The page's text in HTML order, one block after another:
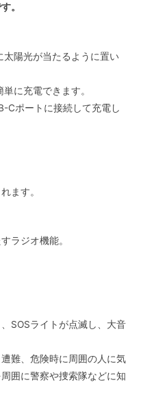
。
太陽光が当たるように置い
に充電できます。
Cポートに接続して充電し
ます。
ラジオ機能。
SOSライトが点滅し、大音
難、危険時に周囲の人に気
囲に警察や捜索隊などに知